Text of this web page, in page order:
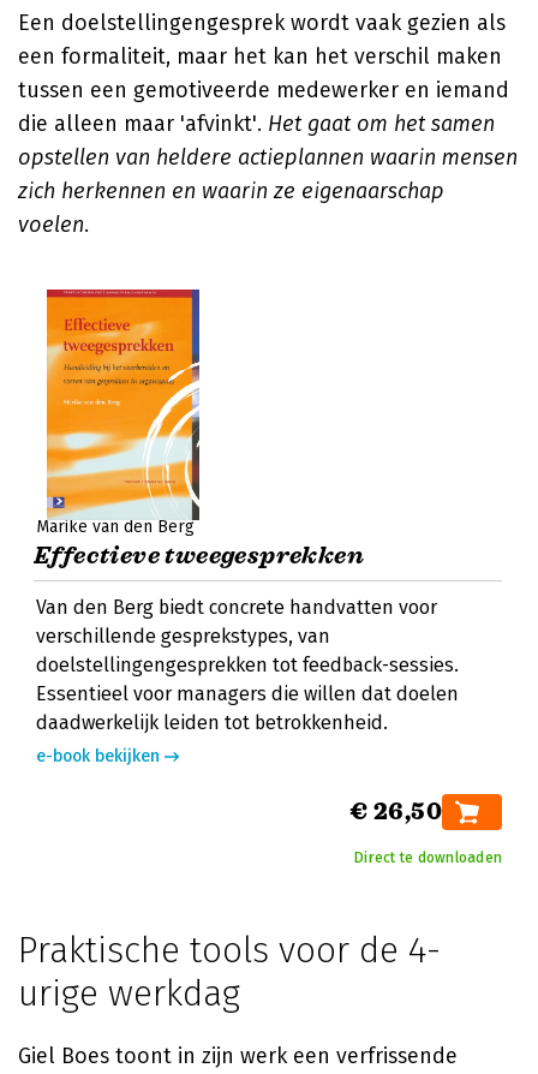
Een doelstellingengesprek wordt vaak gezien als
een formaliteit, maar het kan het verschil maken
tussen een gemotiveerde medewerker en iemand
die alleen maar 'afvinkt'. Het gaat om het samen
opstellen van heldere actieplannen waarin mensen
zich herkennen en waarin ze eigenaarschap
voelen.
Marike van den Berg
Effectieve tweegesprekken
Van den Berg biedt concrete handvatten voor
verschillende gesprekstypes, van
doelstellingengesprekken tot feedback-sessies.
Essentieel voor managers die willen dat doelen
daadwerkelijk leiden tot betrokkenheid.
e-book bekijken
€ 26,50
Direct te downloaden
Praktische tools voor de 4-
urige werkdag
Giel Boes toont in zijn werk een verfrissende